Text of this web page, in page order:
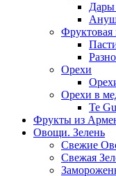
Фруктовая
Орехи
Орехи в
Te
Фрукты из
Овощи. Зелень
Свежие
Свежая